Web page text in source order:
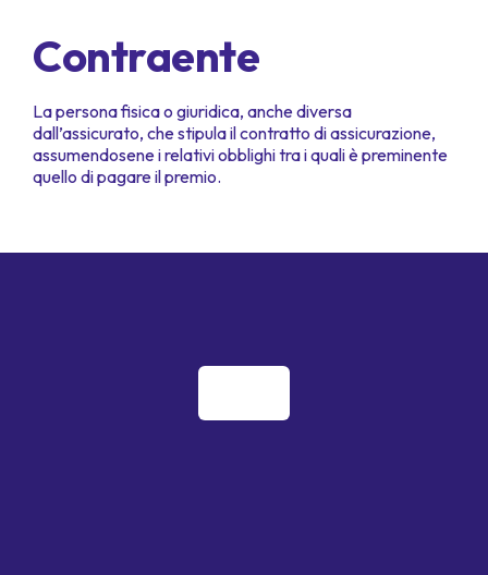
Contraente
La persona fisica o giuridica, anche diversa
dall’assicurato, che stipula il contratto di assicurazione,
assumendosene i relativi obblighi tra i quali è preminente
quello di pagare il premio.